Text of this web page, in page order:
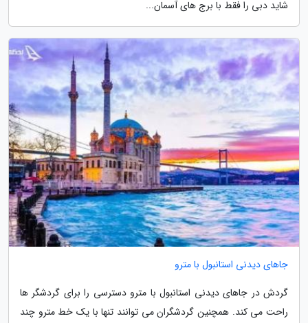
شاید دبی را فقط با برج های آسمان...
جاهای دیدنی استانبول با مترو
گردش در جاهای دیدنی استانبول با مترو دسترسی را برای گردشگر ها
راحت می کند. همچنین گردشگران می توانند تنها با یک خط مترو چند